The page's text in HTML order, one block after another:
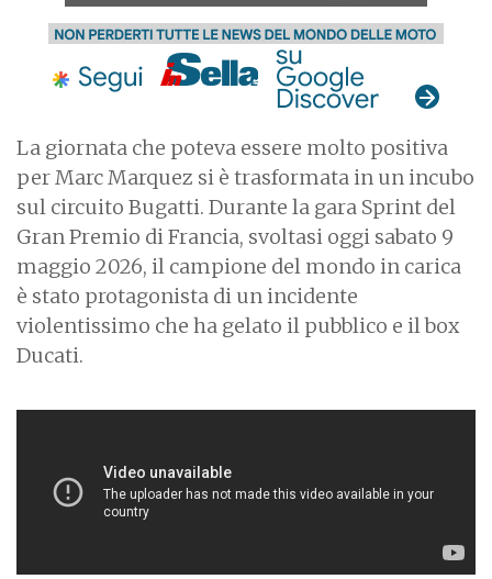
La giornata che poteva essere molto positiva
per Marc Marquez si è trasformata in un incubo
sul circuito Bugatti. Durante la gara Sprint del
Gran Premio di Francia, svoltasi oggi sabato 9
maggio 2026, il campione del mondo in carica
è stato protagonista di un incidente
violentissimo che ha gelato il pubblico e il box
Ducati.